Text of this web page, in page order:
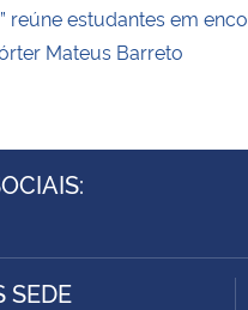
reúne estudantes em
Mateus Barreto
SEDE